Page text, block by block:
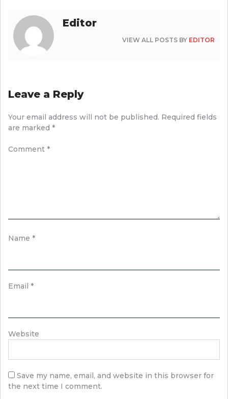
Editor
VIEW ALL POSTS BY EDITOR
Leave a Reply
Your email address will not be published. Required fields
are marked *
Comment *
Name *
Email *
Website
Save my name, email, and website in this browser for
the next time I comment.